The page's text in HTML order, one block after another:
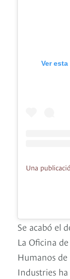
Ver
Se acabó el
La Oficina
Humanos
Industries